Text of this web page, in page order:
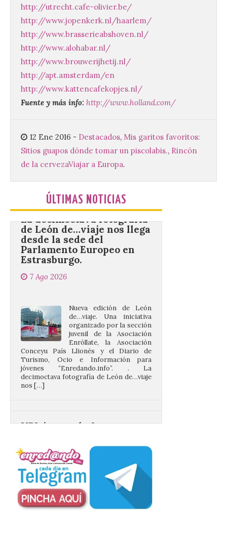
http://utrecht.cafe-olivier.be/
http://www.jopenkerk.nl/haarlem/
http://www.brasserieabshoven.nl/
http://www.alohabar.nl/
http://www.brouwerijhetij.nl/
http://apt.amsterdam/en
http://www.kattencafekopjes.nl/
Fuente y más info: http://www.holland.com/
12 Ene 2016 - Destacados, Mis garitos favoritos:
Sitios guapos dónde tomar un piscolabis., Rincón
de la cervezaViajar a Europa.
ÚLTIMAS NOTICIAS
Vuelve la tradicional Feria
de Dulces del Convento a
Gradefes
7 Ago 2026
Tendrá lugar el 9 de
agosto en los aledaños del
monasterio cisterciense
de Santa María la Real de
Gradefes. Una cita
cultura y un ambiente único. El
Ayuntamiento de Gradefes, intentando
[…]
La decimoctava fotografía
de León de…viaje nos llega
desde la sede del
Parlamento Europeo en
Estrasburgo.
7 Ago 2026
juvenil de la Asociación
Enróllate, la Asociación
Conceyu País Llionés y el Diario de
Turismo, Ocio e Información para
jóvenes “Enredando.info”. . La
decimoctava fotografía de León de…viaje
nos […]
castillo del Asmesnal, un
7 Ago 2026
Un Bien de Interés
Cultural abandonado
desde 1949. Los
procuradores leonesistas